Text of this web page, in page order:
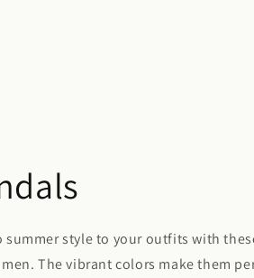
summer style to your outfits with
The vibrant colors make them